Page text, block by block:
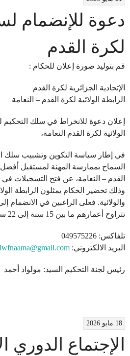
دعوة للإنضمام
لكرة القدم
قم بتوليد صورة إعلان للحكام :
الإتحادية الجزائرية لكرة القدم
الرابطة الولائية لكرة القدم – النعامة
إعلان دعوة للانخراط في سلك التحكيم
الولائية لكرة القدم النعامة،
في إطار سياسة التكوين وتشبيب سلك
السماح بممارسة المهنة لمستقبل أفضل،
القدم – النعامة، عن فتح التسجيلات في
وذلك تحضير الحكام يمثلون الرابطة
والولائية. فعلى الراغبين في الانضمام
تتراوح أعمارهم ما بين 15 سنة إلى 22 سنة الاتصال بالرابطة.
تلفاكس: 049575226
البريد الالكتروني: lwfnaama@gmail.com
رئيس لجنة التحكيم السيد: مولواد أحمد
18 مايو 2026
الإجتماع الدوري